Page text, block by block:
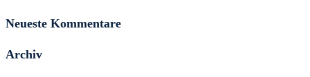
Neueste Kommentare
Archiv